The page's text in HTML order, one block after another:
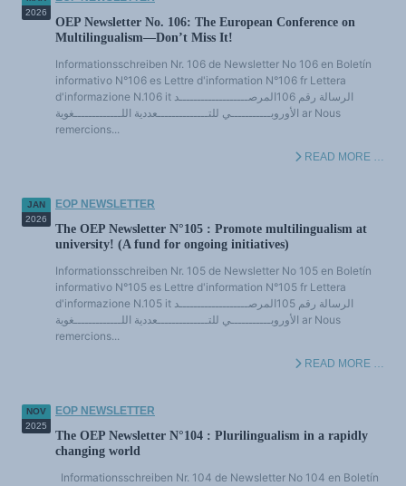
Multilingualisms and plurilingualisms
Linguistic policies and rights
Policies and Linguistic Rights (bibliography and colloquia)
Languages and history
Languages, Science and Philosophy
Languages and powers
Terminology
Reference texts
THEMATIC FILES
NEWS AND EVENTS
News
Events
Chronics and moods
The victories of plurilingualism
2026
OEP Newsletter No. 106: The European Conference on
Multilingualism—Don’t Miss It!
Informationsschreiben Nr. 106 de Newsletter No 106 en Boletín
informativo N°106 es Lettre d'information N°106 fr Lettera
d'informazione N.106 it الرسالة رقم 106المرصـــــــــــــــــــد
الأوروبـــــــــــي للتــــــــــــــعددية اللـــــــــــــغوية ar Nous
remercions...
READ MORE …
JAN
2026
EOP NEWSLETTER
The OEP Newsletter N°105 : Promote multilingualism at
university! (A fund for ongoing initiatives)
Informationsschreiben Nr. 105 de Newsletter No 105 en Boletín
informativo N°105 es Lettre d'information N°105 fr Lettera
d'informazione N.105 it الرسالة رقم 105المرصـــــــــــــــــــد
الأوروبـــــــــــي للتــــــــــــــعددية اللـــــــــــــغوية ar Nous
remercions...
READ MORE …
NOV
2025
EOP NEWSLETTER
The OEP Newsletter N°104 : Plurilingualism in a rapidly
changing world
Informationsschreiben Nr. 104 de Newsletter No 104 en Boletín